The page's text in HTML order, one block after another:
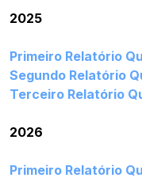
2025
Primeiro Relatório
Segundo Relatório
Terceiro Relatório
2026
Primeiro Relatório